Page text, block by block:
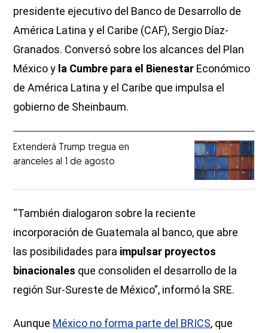
presidente ejecutivo del Banco de Desarrollo de
América Latina y el Caribe (CAF), Sergio Díaz-
Granados. Conversó sobre los alcances del Plan
México y la Cumbre para el Bienestar Económico
de América Latina y el Caribe que impulsa el
gobierno de Sheinbaum.
Extenderá Trump tregua en
aranceles al 1 de agosto
“También dialogaron sobre la reciente
incorporación de Guatemala al banco, que abre
las posibilidades para impulsar proyectos
binacionales que consoliden el desarrollo de la
región Sur-Sureste de México”, informó la SRE.
Aunque México no forma parte del BRICS, que